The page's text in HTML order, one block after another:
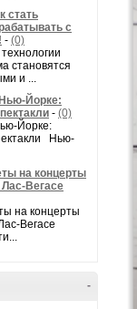
стать
с
- (0)
становятся
и ...
Йорке:
- (0)
Йорке:
Нью-
на концерты
Вегасе
на концерты
Вегасе
-